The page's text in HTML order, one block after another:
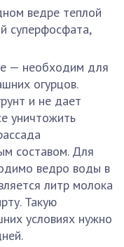
ведре теплой
суперфосфата,
— необходим для
огурцов.
и не дает
уничтожить
составом. Для
ведро воды в
литр молока
Такую
условиях нужно